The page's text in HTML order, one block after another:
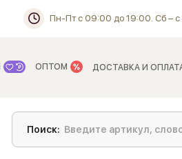
Пн-Пт с 09:00 до 19:00. Сб –
ОПТОМ ДОСТАВКА И